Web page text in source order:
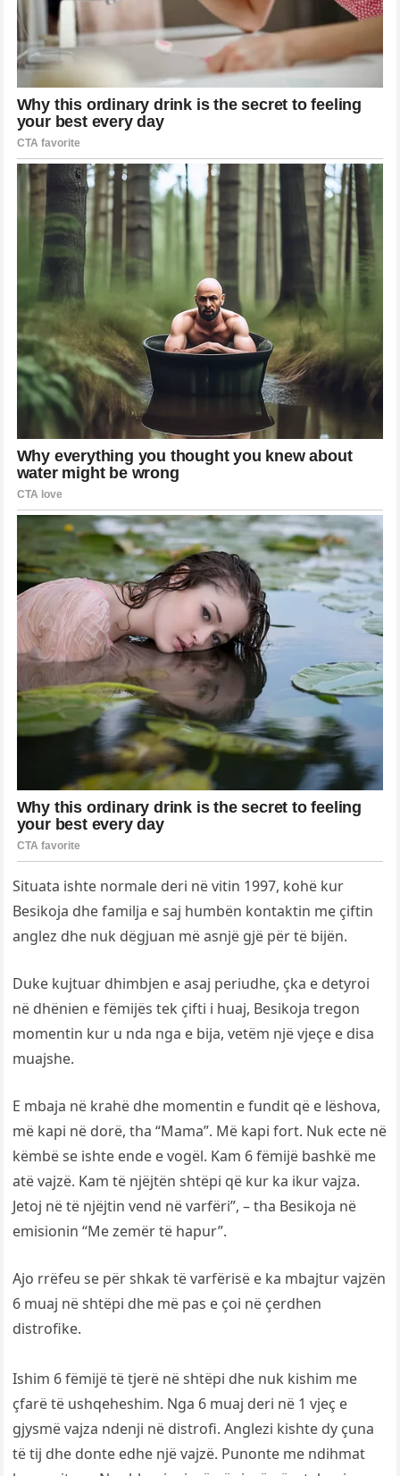
Situata ishte normale deri në vitin 1997, kohë kur
Besikoja dhe familja e saj humbën kontaktin me çiftin
anglez dhe nuk dëgjuan më asnjë gjë për të bijën.
Duke kujtuar dhimbjen e asaj periudhe, çka e detyroi
në dhënien e fëmijës tek çifti i huaj, Besikoja tregon
momentin kur u nda nga e bija, vetëm një vjeçe e disa
muajshe.
E mbaja në krahë dhe momentin e fundit që e lëshova,
më kapi në dorë, tha “Mama”. Më kapi fort. Nuk ecte në
këmbë se ishte ende e vogël. Kam 6 fëmijë bashkë me
atë vajzë. Kam të njëjtën shtëpi që kur ka ikur vajza.
Jetoj në të njëjtin vend në varfëri”, – tha Besikoja në
emisionin “Me zemër të hapur”.
Ajo rrëfeu se për shkak të varfërisë e ka mbajtur vajzën
6 muaj në shtëpi dhe më pas e çoi në çerdhen
distrofike.
Ishim 6 fëmijë të tjerë në shtëpi dhe nuk kishim me
çfarë të ushqeheshim. Nga 6 muaj deri në 1 vjeç e
gjysmë vajza ndenji në distrofi. Anglezi kishte dy çuna
të tij dhe donte edhe një vajzë. Punonte me ndihmat